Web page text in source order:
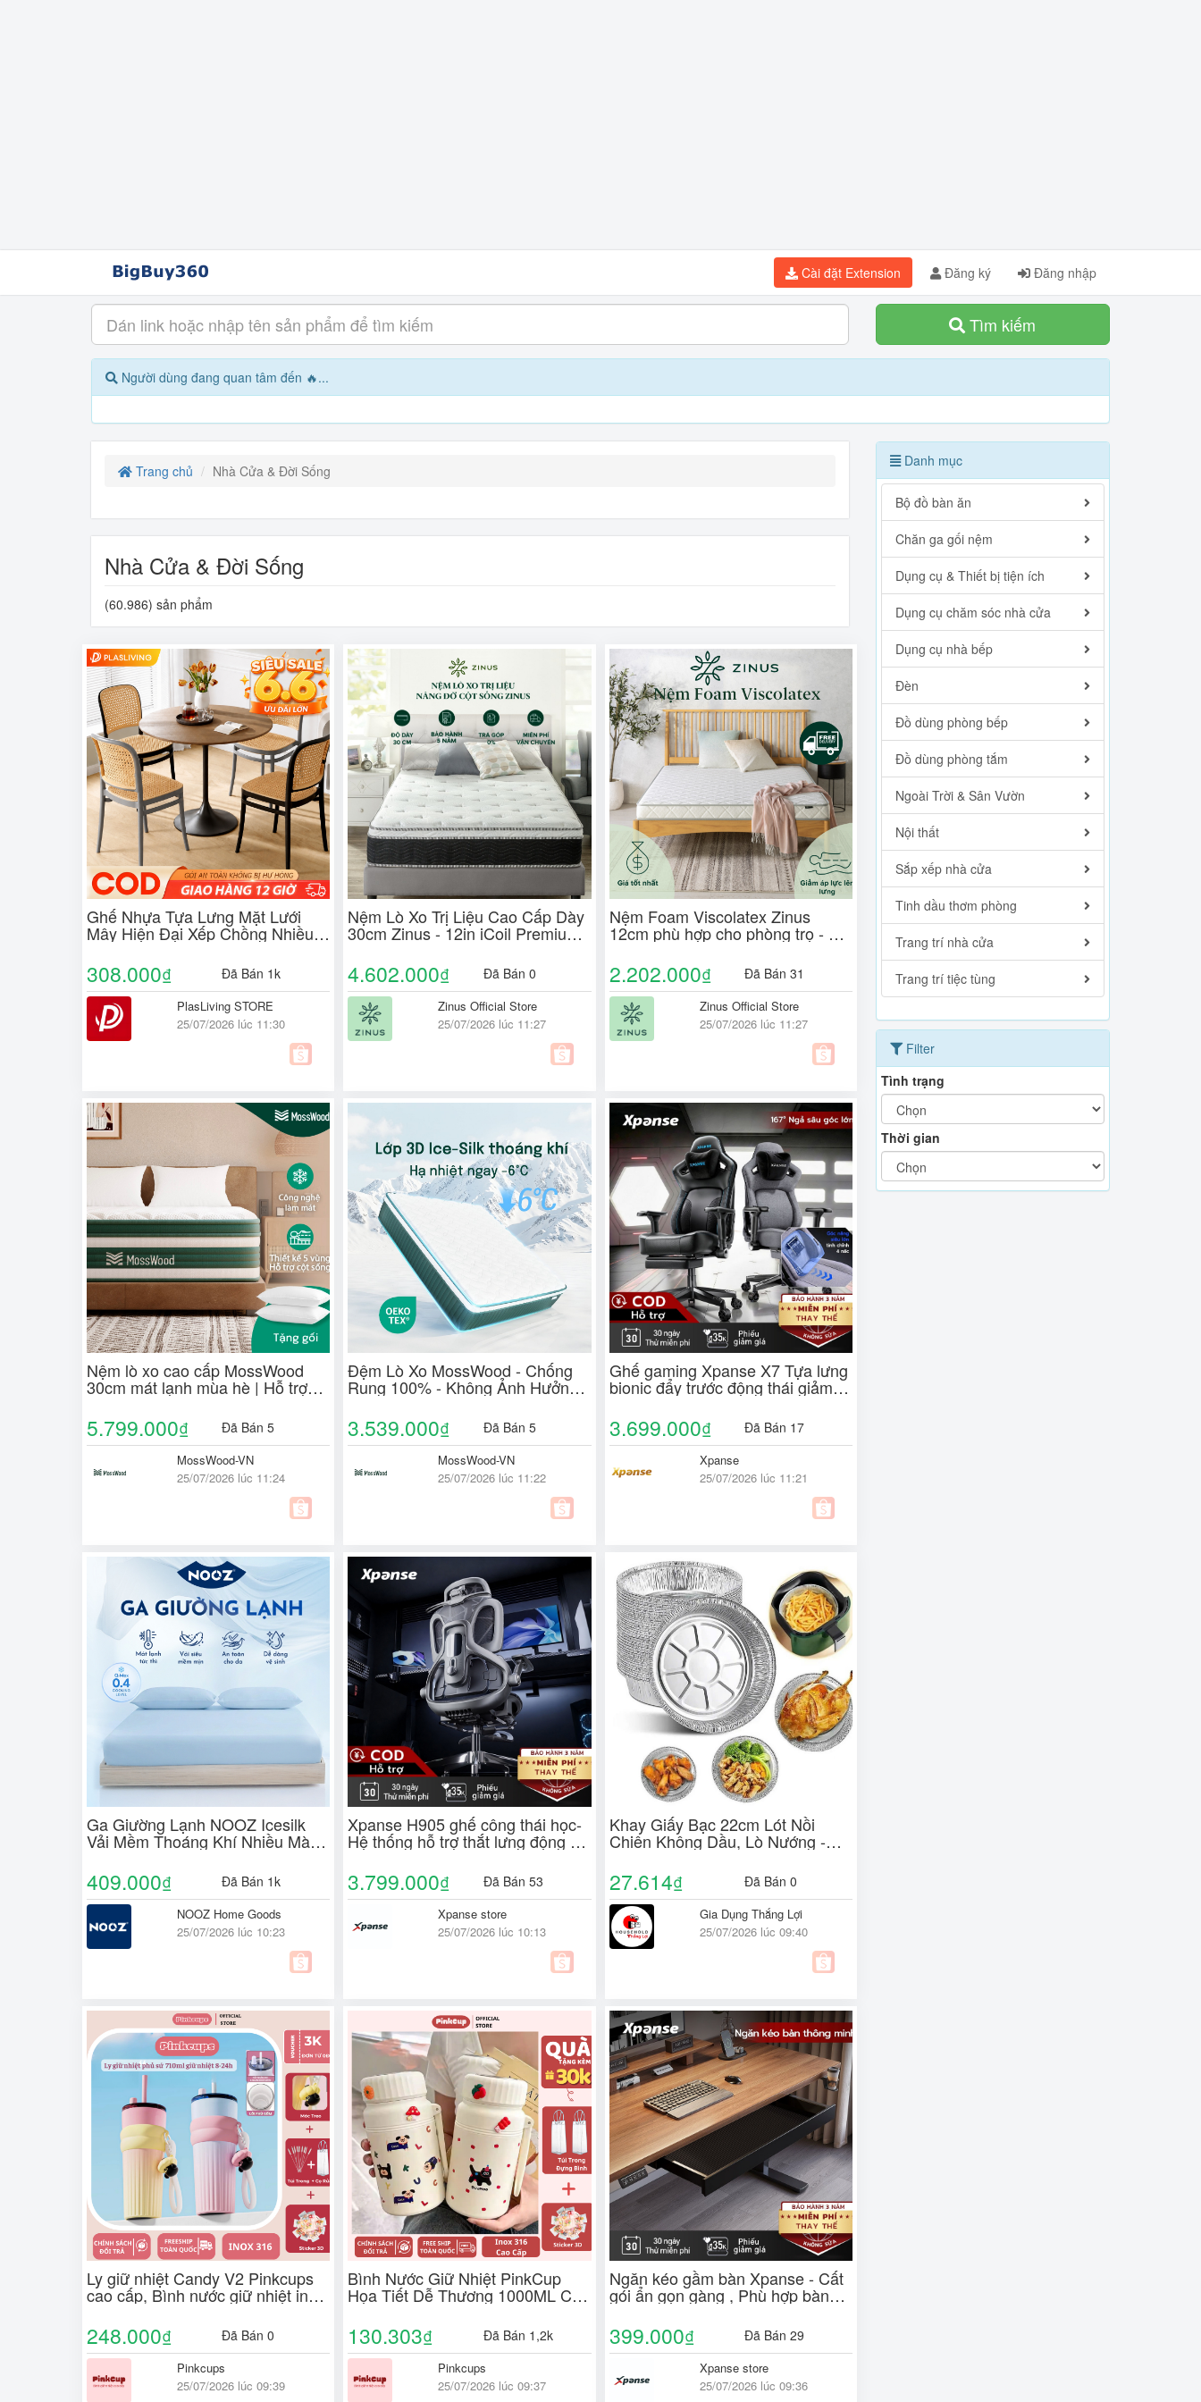
Cài đặt Extension Đăng ký Đăng nhập
Tìm kiếm
Người dùng đang quan tâm đến 🔥...
Trang chủ Nhà Cửa & Đời Sống
Nhà Cửa & Đời Sống
(60.986) sản phẩm
Ghế Nhựa Tựa Lưng Mặt Lưới
Mây Hiện Đại Xếp Chồng Nhiều
Màu Dùng Cho Quán Cà Phê Ban
Công Sân Vườn
308.000₫ Đã Bán 1k
PlasLiving STORE
25/07/2026 lúc 11:30
Nệm Lò Xo Trị Liệu Cao Cấp Dày
30cm Zinus - 12in iCoil Premium
4.602.000₫ Đã Bán 0
Zinus Official Store
25/07/2026 lúc 11:27
Nệm Foam Viscolatex Zinus
12cm phù hợp cho phòng trọ - 5in
Foam Viscolatex Mattress Zinus
2.202.000₫ Đã Bán 31
Zinus Official Store
25/07/2026 lúc 11:27
Nệm lò xo cao cấp MossWood
30cm mát lạnh mùa hè | Hỗ trợ
nâng đỡ 5 vùng, giảm đau mỏi
lưng cổ, tiêu chuẩn 5 sao
5.799.000₫ Đã Bán 5
MossWood-VN
25/07/2026 lúc 11:24
Đệm Lò Xo MossWood - Chống
Rung 100% - Không Ảnh Hưởng
Người Dịnh - Cố Định Biên Không
Sụp
3.539.000₫ Đã Bán 5
MossWood-VN
25/07/2026 lúc 11:22
Ghế gaming Xpanse X7 Tựa lưng
bionic đẩy trước động thái giảm
áp, ghế công thái học ghế văn
phòng ghế làm việc
3.699.000₫ Đã Bán 17
Xpanse
25/07/2026 lúc 11:21
Ga Giường Lạnh NOOZ Icesilk
Vải Mềm Thoáng Khí Nhiều Màu
Thiết Kế Bo Chun NOOZ Home
Goods Bedding
409.000₫ Đã Bán 1k
NOOZ Home Goods
25/07/2026 lúc 10:23
Xpanse H905 ghế công thái học-
Hệ thống hỗ trợ thắt lưng động ba
vùng | ghế xoay văn phòng bệt
tựa lưng | ghế làm việc
3.799.000₫ Đã Bán 53
Xpanse store
25/07/2026 lúc 10:13
Khay Giấy Bạc 22cm Lót Nồi
Chiên Không Dầu, Lò Nướng -
Khuôn Đĩa Nhôm Đựng Thức Ăn,
Thược Phẩm Nướng
27.614₫ Đã Bán 0
Gia Dụng Thắng Lợi
25/07/2026 lúc 09:40
Ly giữ nhiệt Candy V2 Pinkcups
cao cấp, Bình nước giữ nhiệt inox
316 có ống hút dung tích 710ML
PC64
248.000₫ Đã Bán 0
Pinkcups
25/07/2026 lúc 09:39
Bình Nước Giữ Nhiệt PinkCup
Họa Tiết Dễ Thương 1000ML Cho
Bé Trai, Bé Gái Giữ Nhiệt Nóng
Lạnh 12H Không Gỉ Inox 316
PC50
130.303₫ Đã Bán 1,2k
Pinkcups
25/07/2026 lúc 09:37
Ngăn kéo gầm bàn Xpanse - Cất
gói ẩn gọn gàng , Phù hợp bàn
làm việc & bàn gaming
399.000₫ Đã Bán 29
Xpanse store
25/07/2026 lúc 09:36
Danh mục
Bộ đồ bàn ăn
Chăn ga gối nệm
Dụng cụ & Thiết bị tiện ích
Dụng cụ chăm sóc nhà cửa
Dụng cụ nhà bếp
Đèn
Đồ dùng phòng bếp
Đồ dùng phòng tắm
Ngoài Trời & Sân Vườn
Nội thất
Sắp xếp nhà cửa
Tinh dầu thơm phòng
Trang trí nhà cửa
Trang trí tiệc tùng
Filter
Tình trạng
Thời gian